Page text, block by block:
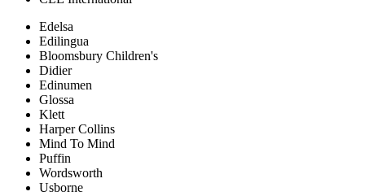
Edelsa
Edilingua
Bloomsbury Children's
Didier
Edinumen
Glossa
Klett
Harper Collins
Mind To Mind
Puffin
Wordsworth
Usborne